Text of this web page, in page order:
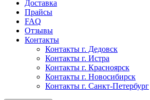
Доставка
Прайсы
FAQ
Отзывы
Контакты
Контакты г. Дедовск
Контакты г. Истра
Контакты г. Красноярск
Контакты г. Новосибирск
Контакты г. Санкт-Петербург